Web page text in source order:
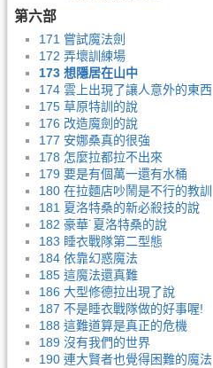
第六部
171 嘗試魔法劍
172 弄壞訓練場
173 想隱居在山中
174 雲上出現了讓人意外的東西
175 草原特訓的說
176 改造魔劍的說
177 安娜桑真的很強
178 怎麼拉都拉不出來
179 要是有個萬一還有水桶
180 在拉麵店吵鬧是不行的教訓
181 夏洛特桑的新必殺技的說
182 豪華˙夏洛特桑的說
183 睡衣戰隊第二型態
184 依靠幻惑魔法
185 這魔法還真難
186 大型修德拉出現了說
187 不是睡衣戰隊做的好事喔!
188 這難道算是真正的危機
189 沒有我們的世界
190 連大賢者也覺得困難的魔法